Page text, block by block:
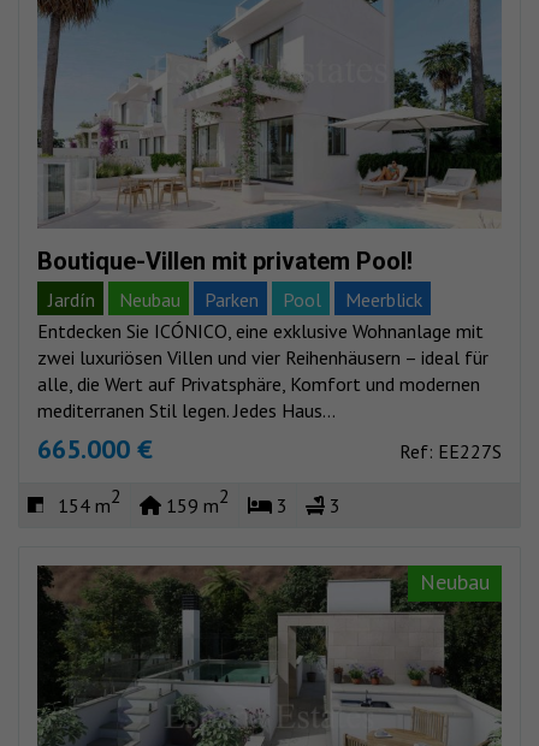
Boutique-Villen mit privatem Pool!
Jardín Neubau Parken Pool
Meerblick
Bergblick
Entdecken Sie ICÓNICO, eine exklusive Wohnanlage mit
zwei luxuriösen Villen und vier Reihenhäusern – ideal für
alle, die Wert auf Privatsphäre, Komfort und modernen
mediterranen Stil legen. Jedes Haus...
665.000 € Ref: EE227S
154 m2 159 m2 3 3
Neubau